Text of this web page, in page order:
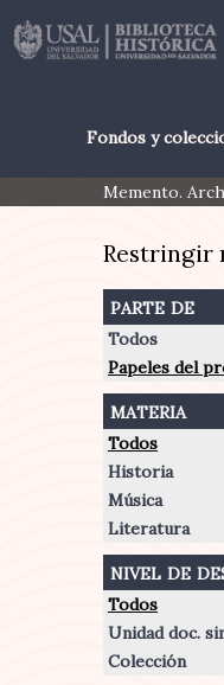
Fondos y
Memento.
Restringir
parte de
Todos
materia
Todos
Historia
Música
Literatura
nivel de
Todos
Unidad doc.
Colección